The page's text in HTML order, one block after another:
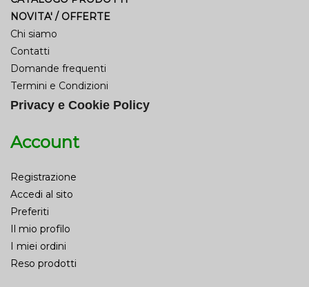
NOVITA' / OFFERTE
Chi siamo
Contatti
Domande frequenti
Termini e Condizioni
Privacy e Cookie Policy
Account
Registrazione
Accedi al sito
Preferiti
Il mio profilo
I miei ordini
Reso prodotti